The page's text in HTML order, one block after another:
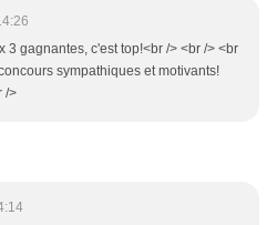
3 gagnantes, c'est top!<br /> <br /> <br
sympathiques et motivants!
/>